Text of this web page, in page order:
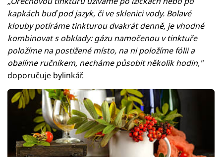
kapkách buď pod jazyk, či ve sklenici vody. Bolavé
klouby potíráme tinkturou dvakrát denně, je vhodné
kombinovat s obklady: gázu namočenou v tinktuře
položíme na postižené místo, na ni položíme fólii a
obalíme ručníkem, necháme působit několik hodin,"
doporučuje bylinkář.